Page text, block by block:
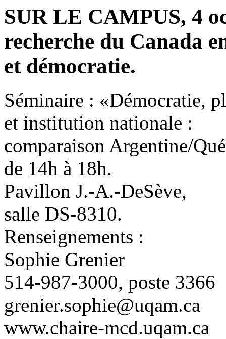
SUR LE CAMPUS, 4
recherche du Canada
et démocratie.
Séminaire : «Démocratie,
et institution nationale :
comparaison Argentine/
de 14h à 18h.
Pavillon J.-A.-DeSève,
salle DS-8310.
Renseignements :
Sophie Grenier
514-987-3000, poste 3366
grenier.sophie@uqam.ca
www.chaire-mcd.uqam.ca